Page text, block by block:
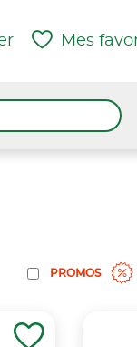
Mes
PROMOS